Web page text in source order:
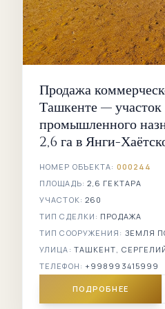
Продажа
Ташкенте — участок
промышленного
2,6 га в Янги-
НОМЕР ОБЪЕКТА: 000244
ПЛОЩАДЬ: 2,6 ГЕКТАРА
УЧАСТОК: 260
ТИП СДЕЛКИ: ПРОДАЖА
ТИП СООРУЖЕНИЯ: ЗЕМЛЯ
УЛИЦА: ТАШКЕНТ,
ТЕЛЕФОН: +998993415999
ПОДРОБНЕЕ